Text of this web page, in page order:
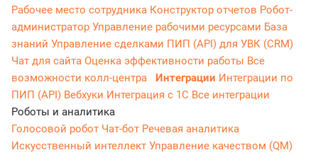
Рабочее место сотрудника Конструктор отчетов Робот-
администратор Управление рабочими ресурсами База
знаний Управление сделками ПИП (API) для УВК (CRM)
Чат для сайта Оценка эффективности работы Все
возможности колл-центра
Интеграции Интеграции по
ПИП (API) Вебхуки Интеграция с 1С Все интеграции
Роботы и аналитика
Голосовой робот Чат-бот Речевая аналитика
Искусственный интеллект Управление качеством (QM)